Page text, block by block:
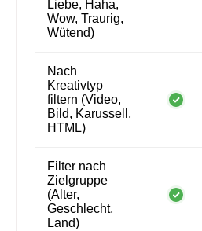
Liebe, Haha,
Wow, Traurig,
Wütend)
Nach
Kreativtyp
filtern (Video,
Bild, Karussell,
HTML)
Filter nach
Zielgruppe
(Alter,
Geschlecht,
Land)